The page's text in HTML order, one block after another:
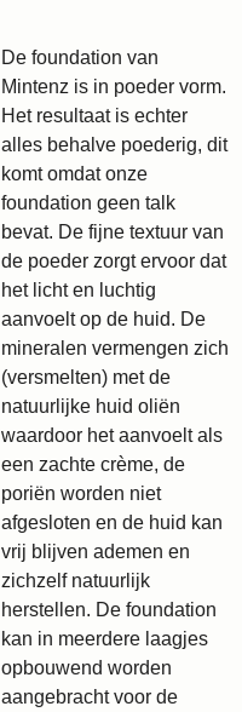
De foundation van
Mintenz is in poeder vorm.
Het resultaat is echter
alles behalve poederig, dit
komt omdat onze
foundation geen talk
bevat. De fijne textuur van
de poeder zorgt ervoor dat
het licht en luchtig
aanvoelt op de huid. De
mineralen vermengen zich
(versmelten) met de
natuurlijke huid oliën
waardoor het aanvoelt als
een zachte crème, de
poriën worden niet
afgesloten en de huid kan
vrij blijven ademen en
zichzelf natuurlijk
herstellen. De foundation
kan in meerdere laagjes
opbouwend worden
aangebracht voor de